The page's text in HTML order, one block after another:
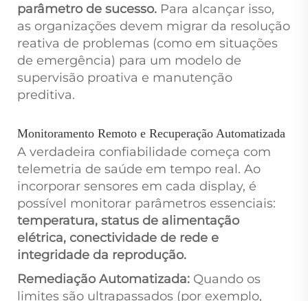
parâmetro de sucesso. Para alcançar isso,
as organizações devem migrar da resolução
reativa de problemas (como em situações
de emergência) para um modelo de
supervisão proativa e manutenção
preditiva.
Monitoramento Remoto e Recuperação Automatizada
A verdadeira confiabilidade começa com
telemetria de saúde em tempo real. Ao
incorporar sensores em cada display, é
possível monitorar parâmetros essenciais:
temperatura, status de alimentação
elétrica, conectividade de rede e
integridade da reprodução.
Remediação Automatizada: Quando os
limites são ultrapassados (por exemplo,